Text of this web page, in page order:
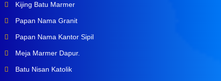
Kijing Batu Marmer
Papan Nama Granit
Papan Nama Kantor Sipil
Meja Marmer Dapur.
Batu Nisan Katolik